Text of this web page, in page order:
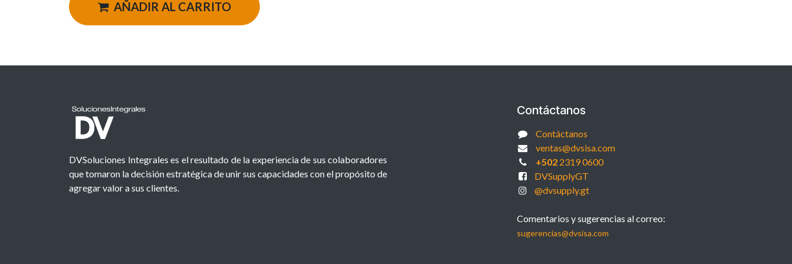
AÑADIR AL CARRITO
DVSoluciones Integrales es el resultado de la experiencia de sus colaboradores
que tomaron la decisión estratégica de unir sus capacidades con el propósito de
agregar valor a sus clientes.
Contáctanos
Contáctanos
ventas@dvsisa.com
+5022319 0600
DVSupplyGT
@dvsupply.gt
Comentarios y sugerencias al correo:
sugerencias@dvsisa.com